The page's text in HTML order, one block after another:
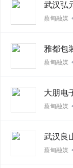
武汉弘
蔡甸融媒 •
雅都包
蔡甸融媒 •
大朋电
蔡甸融媒 •
武汉良
蔡甸融媒 •